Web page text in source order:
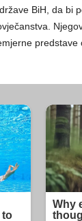
BiH, da bi
predstave